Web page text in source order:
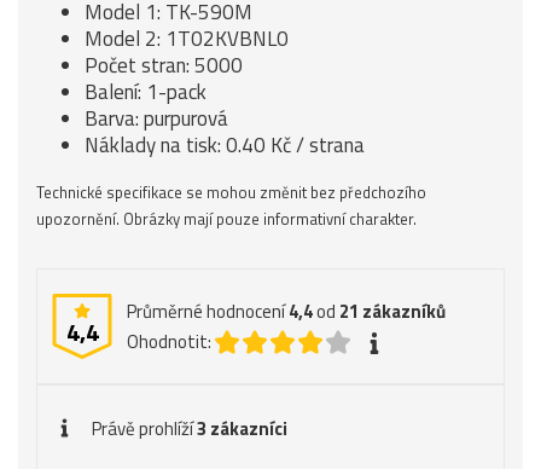
Model 1: TK-590M
Model 2: 1T02KVBNL0
Počet stran: 5000
Balení: 1-pack
Barva: purpurová
Náklady na tisk: 0.40 Kč / strana
Technické specifikace se mohou změnit bez předchozího
upozornění. Obrázky mají pouze informativní charakter.
4,4
Průměrné hodnocení4,4od 21 zákazníků
Ohodnotit:
Právě prohlíží3 zákazníci